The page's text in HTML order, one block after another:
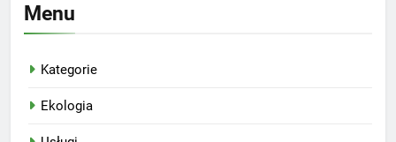
Menu
Kategorie
Ekologia